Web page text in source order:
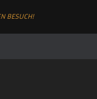
BESUCH!